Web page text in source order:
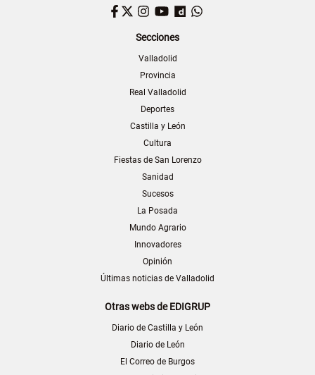
Facebook
TwitterInstagram
YouTubeDailymotion
Secciones
Valladolid
Provincia
Real Valladolid
Deportes
Castilla y León
Cultura
Fiestas de San Lorenzo
Sanidad
Sucesos
La Posada
Mundo Agrario
Innovadores
Opinión
Últimas noticias de Valladolid
Otras webs de EDIGRUP
Diario de Castilla y León
Diario de León
El Correo de Burgos